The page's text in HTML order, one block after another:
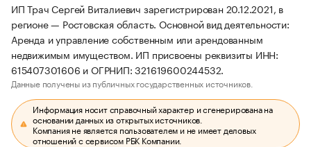
ИП Трач Сергей Виталиевич зарегистрирован 20.12.2021, в
регионе — Ростовская область. Основной вид деятельности:
Аренда и управление собственным или арендованным
недвижимым имуществом. ИП присвоены реквизиты ИНН:
615407301606 и ОГРНИП: 321619600244532.
Данные получены из публичных государственных источников.
Информация носит справочный характер и сгенерирована на
основании данных из открытых источников.
Компания не является пользователем и не имеет деловых
отношений с сервисом РБК Компании.